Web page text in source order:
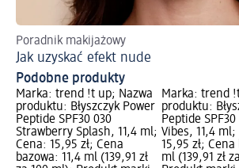
Poradnik makijażowy
Jak uzyskać efekt nude
Podobne produkty
Marka: trend !t up; Nazwa
produktu: Błyszczyk Power
Peptide SPF30 030
Strawberry Splash, 11,4 ml;
Cena: 15,95 zł; Cena
bazowa: 11,4 ml (139,91 zł
Marka: trend
produktu:
Peptide
Vibes, 11,4 ml;
15,95 zł; Cena
ml (139,91 zł